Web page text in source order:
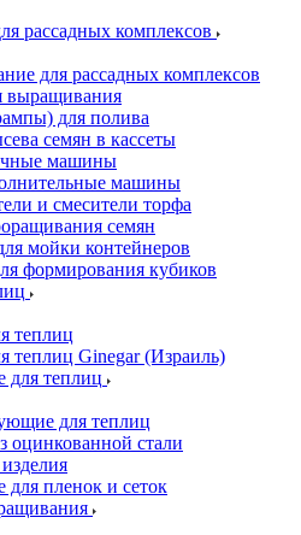
рассадных комплексов
для рассадных комплексов
выращивания
для полива
семян в кассеты
машины
машины
и смесители торфа
семян
мойки контейнеров
формирования кубиков
теплиц
теплиц Ginegar (Израиль)
теплиц
для теплиц
оцинкованной стали
для пленок и сеток